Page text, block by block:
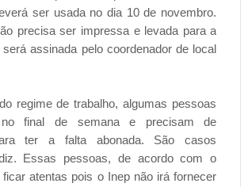
ser usada no dia 10 de novembro.
precisa ser impressa e levada para a
será assinada pelo coordenador de local
regime de trabalho, algumas pessoas
final de semana e precisam de
ter a falta abonada. São casos
Essas pessoas, de acordo com o
ficar atentas pois o Inep não irá fornecer